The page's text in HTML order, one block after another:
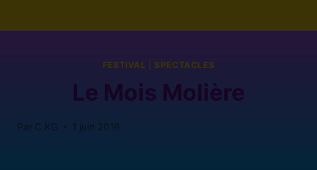
FESTIVAL SPECTACLES
Le Mois Molière
Par C.KG 1 juin 2016